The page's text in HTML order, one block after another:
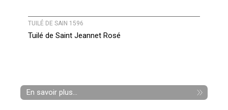
TUILÉ DE SAIN 1596
Tuilé de Saint Jeannet Rosé
En savoir plus...